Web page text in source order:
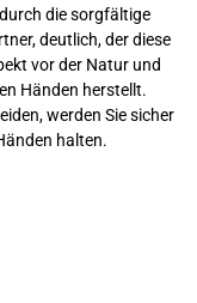
die sorgfältige
deutlich, der diese
vor der Natur und
Händen herstellt.
werden Sie sicher
halten.